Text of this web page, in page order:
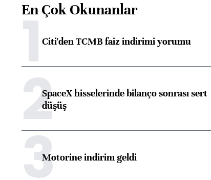
En Çok Okunanlar
1Citi'den TCMB faiz indirimi yorumu
2SpaceX hisselerinde bilanço sonrası sert
düşüş
3Motorine indirim geldi